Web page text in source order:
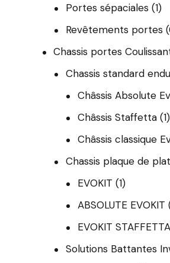
Portes sépaciales (1)
Revêtements portes
Chassis portes
Chassis standard
Châssis Absolute
Châssis Staffetta (1)
Châssis classique
Chassis plaque de
EVOKIT (1)
ABSOLUTE EVOKIT
EVOKIT STAFFETTA
Solutions Battantes